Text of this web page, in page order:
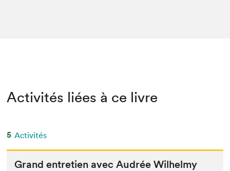
Activités liées à ce livre
5 Activités
Grand entre­tien avec Audrée Wilhelmy